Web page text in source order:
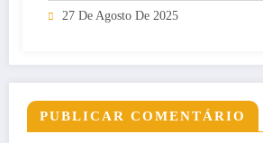
27 De Agosto De 2025
PUBLICAR COMENTÁRIO